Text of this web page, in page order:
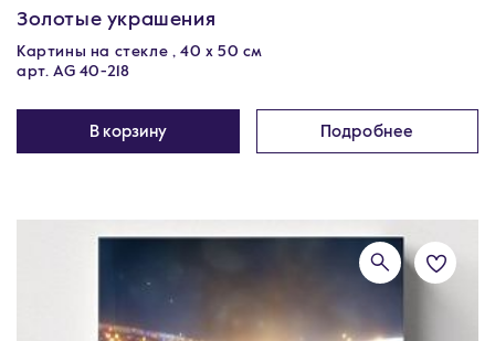
Золотые украшения
Картины на стекле , 40 х 50 см
арт. AG 40-218
В корзину Подробнее